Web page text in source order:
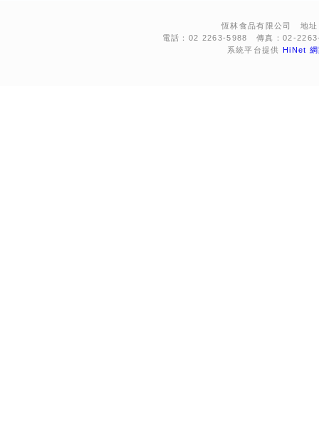
恆林食品有限公司 地址
電話：02 2263-5988 傳真：02-
系統平台提供HiNet 網